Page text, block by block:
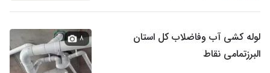
لوله کشی آب وفاضلاب کل استان
البرزتمامی نقاط
۸